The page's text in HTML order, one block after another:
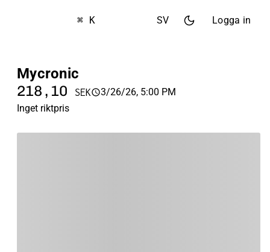
⌘ K SV Logga in
Mycronic
218,10 SEK
3/26/26, 5:00 PM
Inget riktpris